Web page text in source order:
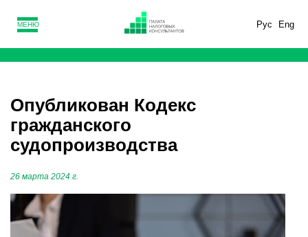
Рус Eng
МЕНЮ
Опубликован Кодекс
гражданского
судопроизводства
26 марта 2024 г.